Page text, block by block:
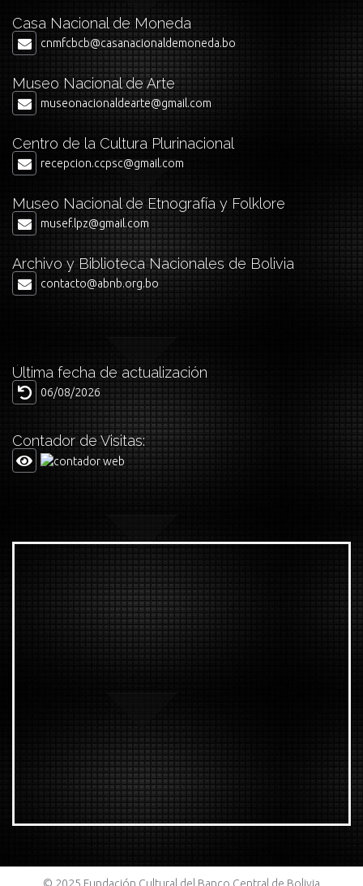
Casa Nacional de Moneda
cnmfcbcb@casanacionaldemoneda.bo
Museo Nacional de Arte
museonacionaldearte@gmail.com
Centro de la Cultura Plurinacional
recepcion.ccpsc@gmail.com
Museo Nacional de Etnografía y Folklore
musef.lpz@gmail.com
Archivo y Biblioteca Nacionales de Bolivia
contacto@abnb.org.bo
Última fecha de actualización
06/08/2026
Contador de Visitas:
© 2025 Fundación Cultural del Banco Central de Bolivia